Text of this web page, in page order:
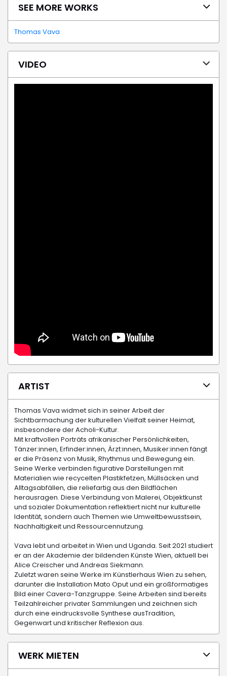
SEE MORE WORKS
Thomas Vava
VIDEO
ARTIST
Thomas Vava widmet sich in seiner Arbeit der
Sichtbarmachung der kulturellen Vielfalt seiner Heimat,
insbesondere der Acholi-Kultur.
Mit kraftvollen Porträts afrikanischer Persönlichkeiten,
Tänzer:innen, Erfinder:innen, Ärzt:innen, Musiker:innen fängt
er die Präsenz von Musik, Rhythmus und Bewegung ein.
Seine Werke verbinden figurative Darstellungen mit
Materialien wie recycelten Plastikfetzen, Müllsäcken und
Alltagsabfällen, die reliefartig aus den Bildflächen
herausragen. Diese Verbindung von Malerei, Objektkunst
und sozialer Dokumentation reflektiert nicht nur kulturelle
Identität, sondern auch Themen wie Umweltbewusstsein,
Nachhaltigkeit und Ressourcennutzung.
Vava lebt und arbeitet in Wien und Uganda. Seit 2021 studiert
er an der Akademie der bildenden Künste Wien, aktuell bei
Alice Creischer und Andreas Siekmann.
Zuletzt waren seine Werke im Künstlerhaus Wien zu sehen,
darunter die Installation Mato Oput und ein großformatiges
Bild einer Cavera-Tanzgruppe. Seine Arbeiten sind bereits
Teilzahlreicher privater Sammlungen und zeichnen sich
durch eine eindrucksvolle Synthese ausTradition,
Gegenwart und kritischer Reflexion aus.
WERK MIETEN